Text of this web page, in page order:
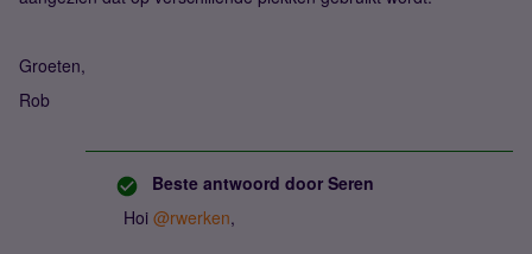
Groeten,
Rob
Beste antwoord door Seren
Hoi @rwerken,